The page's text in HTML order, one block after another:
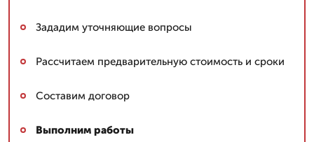
Зададим уточняющие вопросы
Рассчитаем предварительную стоимость и сроки
Составим договор
Выполним работы